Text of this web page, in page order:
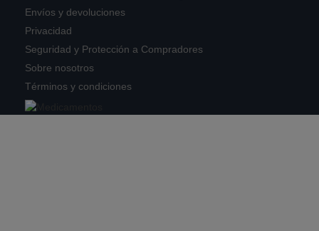
Envíos y devoluciones
Privacidad
Seguridad y Protección a Compradores
Sobre nosotros
Términos y condiciones